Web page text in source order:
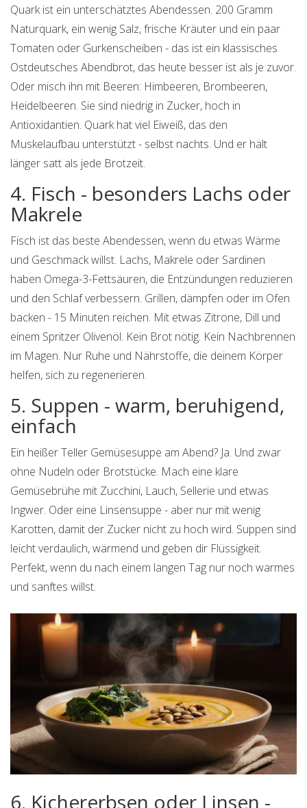
Quark ist ein unterschätztes Abendessen. 200 Gramm
Naturquark, ein wenig Salz, frische Kräuter und ein paar
Tomaten oder Gurkenscheiben - das ist ein klassisches
Ostdeutsches Abendbrot, das heute besser ist als je zuvor.
Oder misch ihn mit Beeren: Himbeeren, Brombeeren,
Heidelbeeren. Sie sind niedrig in Zucker, hoch in
Antioxidantien. Quark hat viel Eiweiß, das den
Muskelaufbau unterstützt - selbst nachts. Und er hält
länger satt als jede Brotzeit.
4. Fisch - besonders Lachs oder
Makrele
Fisch ist das beste Abendessen, wenn du etwas Wärme
und Geschmack willst. Lachs, Makrele oder Sardinen
haben Omega-3-Fettsäuren, die Entzündungen reduzieren
und den Schlaf verbessern. Grillen, dämpfen oder im Ofen
backen - 15 Minuten reichen. Mit etwas Zitrone, Dill und
einem Spritzer Olivenöl. Kein Brot nötig. Kein Nachbrennen
im Magen. Nur Ruhe und Nährstoffe, die deinem Körper
helfen, sich zu regenerieren.
5. Suppen - warm, beruhigend,
einfach
Ein heißer Teller Gemüsesuppe am Abend? Ja. Und zwar
ohne Nudeln oder Brotstücke. Mach eine klare
Gemüsebrühe mit Zucchini, Lauch, Sellerie und etwas
Ingwer. Oder eine Linsensuppe - aber nur mit wenig
Karotten, damit der Zucker nicht zu hoch wird. Suppen sind
leicht verdaulich, wärmend und geben dir Flüssigkeit.
Perfekt, wenn du nach einem langen Tag nur noch warmes
und sanftes willst.
6. Kichererbsen oder Linsen -